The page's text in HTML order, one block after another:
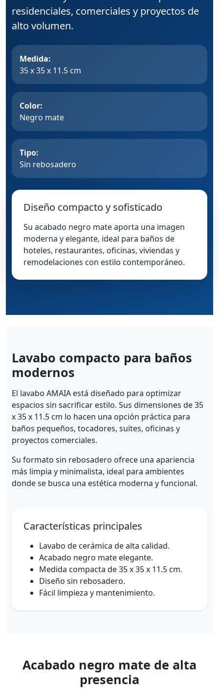
residenciales, comerciales y proyectos de
alto volumen.
Medida:
35 x 35 x 11.5 cm
Color:
Negro mate
Tipo:
Sin rebosadero
Diseño compacto y sofisticado
Su acabado negro mate aporta una imagen
moderna y elegante, ideal para baños de
hoteles, restaurantes, oficinas, viviendas y
remodelaciones con estilo contemporáneo.
Lavabo compacto para baños
modernos
El lavabo AMAIA está diseñado para optimizar
espacios sin sacrificar estilo. Sus dimensiones de 35
x 35 x 11.5 cm lo hacen una opción práctica para
baños pequeños, tocadores, suites, oficinas y
proyectos comerciales.
Su formato sin rebosadero ofrece una apariencia
más limpia y minimalista, ideal para ambientes
donde se busca una estética moderna y funcional.
Características principales
Lavabo de cerámica de alta calidad.
Acabado negro mate elegante.
Medida compacta de 35 x 35 x 11.5 cm.
Diseño sin rebosadero.
Fácil limpieza y mantenimiento.
Acabado negro mate de alta
presencia